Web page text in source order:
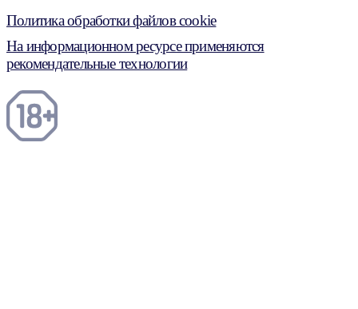
Политика обработки файлов cookie
На информационном ресурсе применяются
рекомендательные технологии